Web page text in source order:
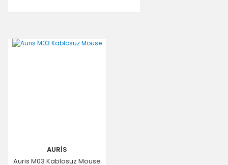
AURİS
Auris M03 Kablosuz Mouse